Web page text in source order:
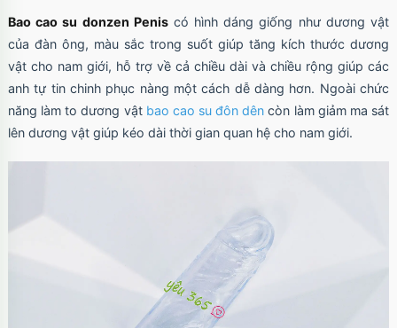
Bao cao su donzen Peniscó hình dáng giống như dương vật
của đàn ông, màu sắc trong suốt giúp tăng kích thước dương
vật cho nam giới, hỗ trợ về cả chiều dài và chiều rộng giúp các
anh tự tin chinh phục nàng một cách dễ dàng hơn. Ngoài chức
năng làm to dương vật bao cao su đôn dên còn làm giảm ma sát
lên dương vật giúp kéo dài thời gian quan hệ cho nam giới.